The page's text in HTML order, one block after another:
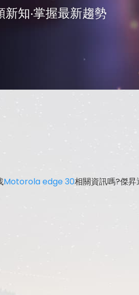
知‧掌握最新趨勢
Motorola edge 30相關資訊嗎?傑